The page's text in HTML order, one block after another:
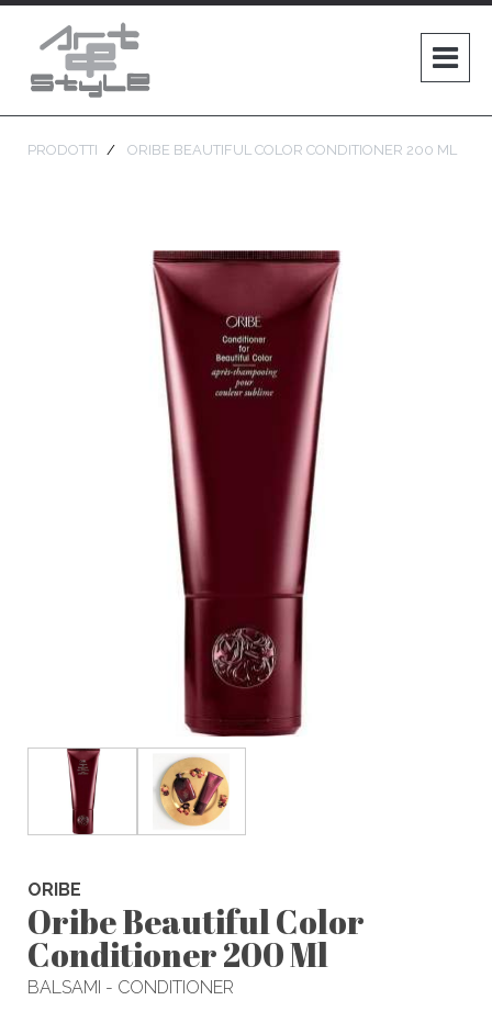
PRODOTTI ORIBE BEAUTIFUL COLOR CONDITIONER 200 ML
ORIBE
Oribe Beautiful Color
Conditioner 200 Ml
BALSAMI - CONDITIONER